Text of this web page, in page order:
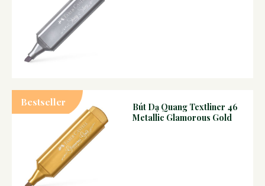
Bestseller
Bút Dạ Quang Textliner 46
Metallic Glamorous Gold